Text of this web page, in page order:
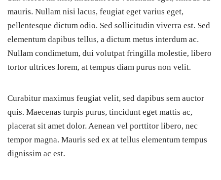
mauris. Nullam nisi lacus, feugiat eget varius eget,
pellentesque dictum odio. Sed sollicitudin viverra est. Sed
elementum dapibus tellus, a dictum metus interdum ac.
Nullam condimetum, dui volutpat fringilla molestie, libero
tortor ultrices lorem, at tempus diam purus non velit.
Curabitur maximus feugiat velit, sed dapibus sem auctor
quis. Maecenas turpis purus, tincidunt eget mattis ac,
placerat sit amet dolor. Aenean vel porttitor libero, nec
tempor magna. Mauris sed ex at tellus elementum tempus
dignissim ac est.